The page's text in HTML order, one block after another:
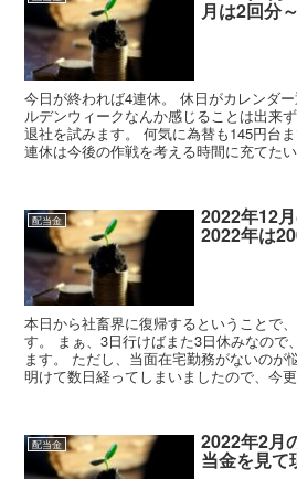
月は2回分～
今日が終われば4連休。 休日がカレンダ
ルデンウィークなんか感じることは出来
退社を試みます。 何気に為替も145円台
連休は今後の作戦を考える時間に充てた
配当金 2022年12
2022年は
本日から社畜界に復帰するということで
す。 まぁ、3日行けばまた3日休みなので
ます。 ただし、当面在宅勤務がないのが
明けて数日経ってしまいましたので、今
配当金 2022年2月
当金を見て